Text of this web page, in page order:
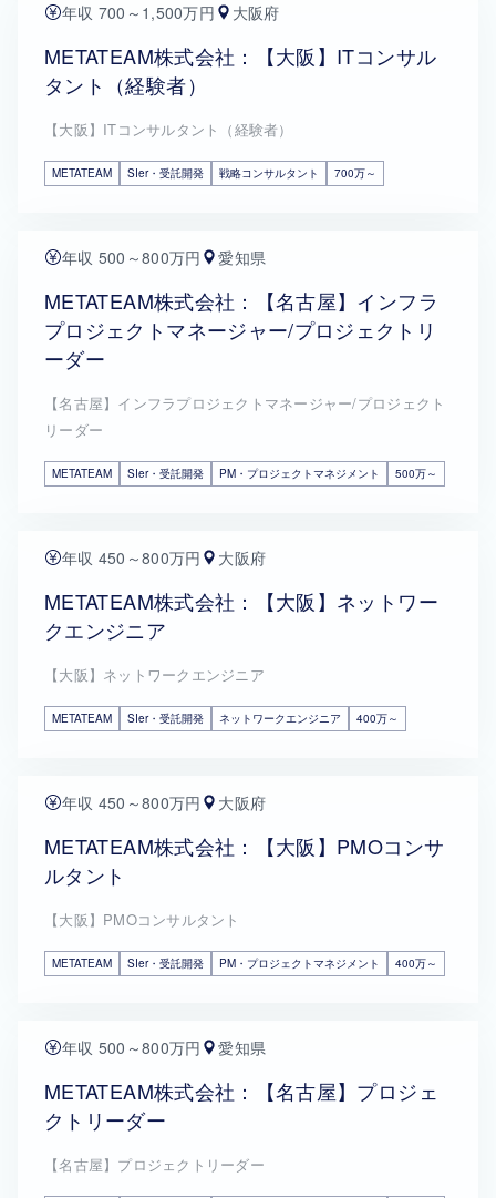
年収 700～1,500万円 大阪府
METATEAM株式会社：【大阪】ITコンサル
タント（経験者）
【大阪】ITコンサルタント（経験者）
METATEAM SIer・受託開発 戦略コンサルタント 700万～
年収 500～800万円 愛知県
METATEAM株式会社：【名古屋】インフラ
プロジェクトマネージャー/プロジェクトリ
ーダー
【名古屋】インフラプロジェクトマネージャー/プロジェクト
リーダー
METATEAM SIer・受託開発 PM・プロジェクトマネジメント 500万～
年収 450～800万円 大阪府
METATEAM株式会社：【大阪】ネットワー
クエンジニア
【大阪】ネットワークエンジニア
METATEAM SIer・受託開発 ネットワークエンジニア 400万～
年収 450～800万円 大阪府
METATEAM株式会社：【大阪】PMOコンサ
ルタント
【大阪】PMOコンサルタント
METATEAM SIer・受託開発 PM・プロジェクトマネジメント 400万～
年収 500～800万円 愛知県
METATEAM株式会社：【名古屋】プロジェ
クトリーダー
【名古屋】プロジェクトリーダー